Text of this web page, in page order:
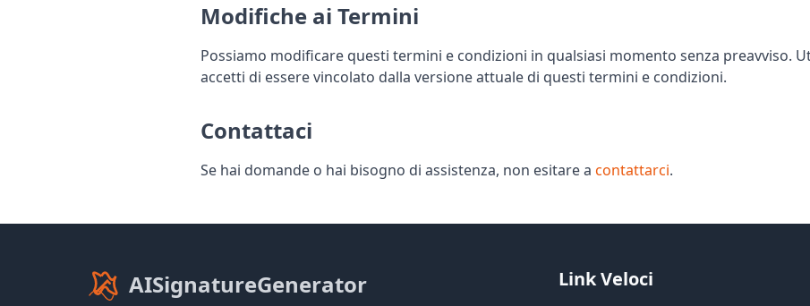
Modifiche ai Termini
Possiamo modificare questi termini e condizioni in qualsiasi momento senza preavviso.
accetti di essere vincolato dalla versione attuale di questi termini e condizioni.
Contattaci
Se hai domande o hai bisogno di assistenza, non esitare a contattarci.
AISignatureGenerator Link Veloci